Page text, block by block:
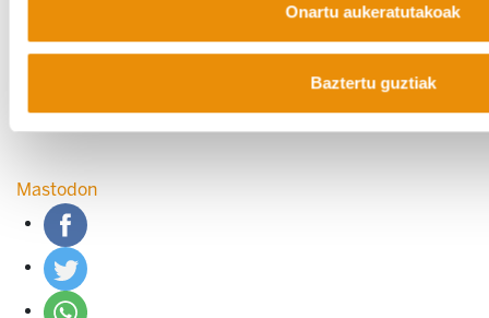
Onartu aukeratutakoak
Baztertu guztiak
Corderliers karrika 20 - 64100 Baiona -
Telf. +33 (0) 559 25 65 52
Mastodon